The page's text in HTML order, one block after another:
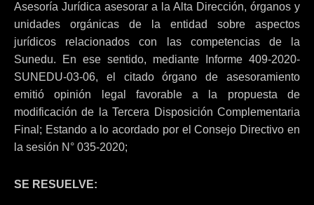
Asesoría Jurídica asesorar a la Alta Dirección, órganos y
unidades orgánicas de la entidad sobre aspectos
jurídicos relacionados con las competencias de la
Sunedu. En ese sentido, mediante Informe 409-2020-
SUNEDU-03-06, el citado órgano de asesoramiento
emitió opinión legal favorable a la propuesta de
modificación de la Tercera Disposición Complementaria
Final; Estando a lo acordado por el Consejo Directivo en
la sesión N° 035-2020;
SE RESUELVE: